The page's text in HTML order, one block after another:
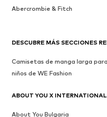
Abercrombie & Fitch
DESCUBRE MÁS SECCIONES
Camisetas de manga larga para
niños de WE Fashion
ABOUT YOU X INTERNATIONAL
About You Bulgaria